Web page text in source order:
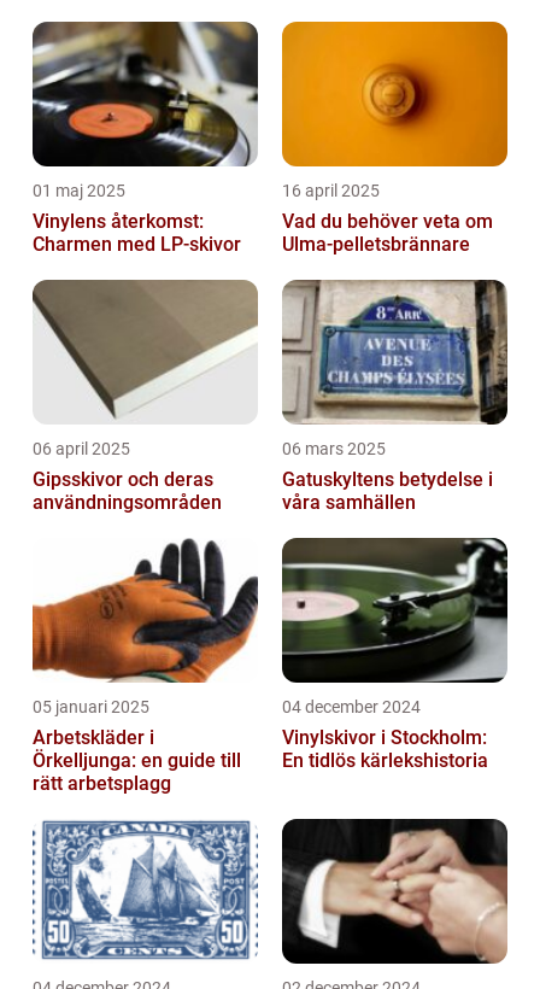
01 maj 2025
Vinylens återkomst:
Charmen med LP-skivor
16 april 2025
Vad du behöver veta om
Ulma-pelletsbrännare
06 april 2025
Gipsskivor och deras
användningsområden
06 mars 2025
Gatuskyltens betydelse i
våra samhällen
05 januari 2025
Arbetskläder i
Örkelljunga: en guide till
rätt arbetsplagg
04 december 2024
Vinylskivor i Stockholm:
En tidlös kärlekshistoria